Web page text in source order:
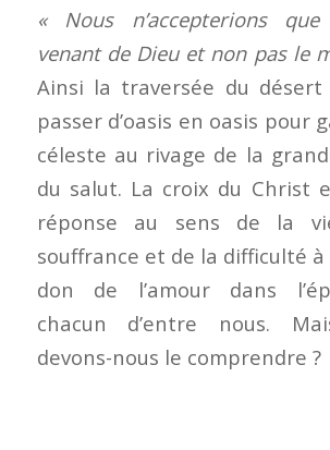
« Nous n’accepterions
venant de Dieu et non pas le
Ainsi la traversée du
passer d’oasis en oasis pour
céleste au rivage de la
du salut. La croix du Christ
réponse au sens de la
souffrance et de la difficulté
don de l’amour dans
chacun d’entre nous.
devons-nous le comprendre ?